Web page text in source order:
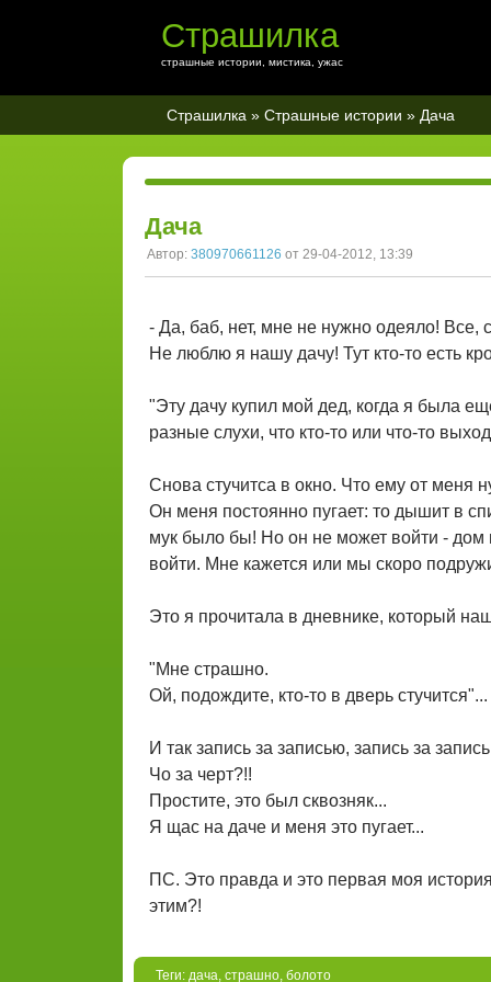
Страшилка
страшные истории, мистика, ужас
Страшилка » Страшные истории » Дача
Дача
Автор: 380970661126 от 29-04-2012, 13:39
- Да, баб, нет, мне не нужно одеяло! Все,
Не люблю я нашу дачу! Тут кто-то есть
"Эту дачу купил мой дед, когда я была
разные слухи, что кто-то или что-то
Снова стучитса в окно. Что ему от меня
Он меня постоянно пугает: то дышит в
мук было бы! Но он не может войти -
войти. Мне кажется или мы скоро
Это я прочитала в дневнике, который
"Мне страшно.
Ой, подождите, кто-то в дверь стучится"...
И так запись за записью, запись за
Чо за черт?!!
Простите, это был сквозняк...
Я щас на даче и меня это пугает...
ПС. Это правда и это первая моя
этим?!
Теги: дача, страшно, болото